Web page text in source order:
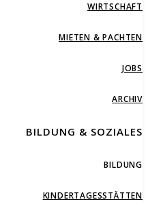
WIRTSCHAFT
MIETEN & PACHTEN
JOBS
ARCHIV
BILDUNG & SOZIALES
BILDUNG
KINDERTAGESSTÄTTEN